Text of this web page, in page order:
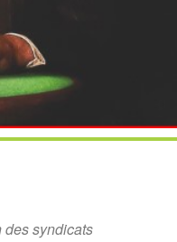
des syndicats